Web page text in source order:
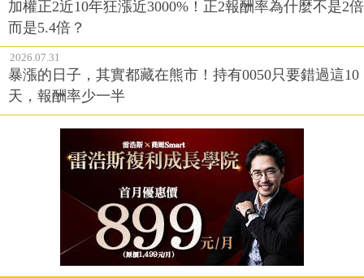
加權正2近10年狂漲近3000%！正2報酬率為什麼不是2倍
而是5.4倍？
2026.07.31
暴漲的日子，其實都藏在熊市！持有0050只要錯過這10
天，報酬率少一半